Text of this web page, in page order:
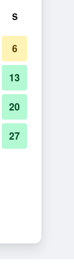
S
6
13
20
27